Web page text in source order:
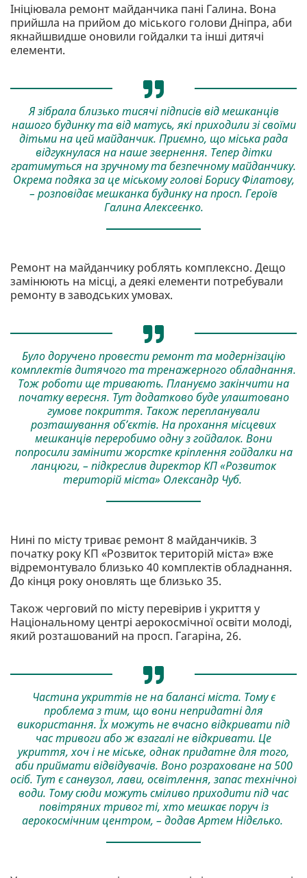
Ініціювала ремонт майданчика пані Галина. Вона
прийшла на прийом до міського голови Дніпра, аби
якнайшвидше оновили гойдалки та інші дитячі
елементи.
Я зібрала близько тисячі підписів від мешканців
нашого будинку та від матусь, які приходили зі своїми
дітьми на цей майданчик. Приємно, що міська рада
відгукнулася на наше звернення. Тепер дітки
гратимуться на зручному та безпечному майданчику.
Окрема подяка за це міському голові Борису Філатову,
– розповідає мешканка будинку на просп. Героїв
Галина Алексеєнко.
Ремонт на майданчику роблять комплексно. Дещо
замінюють на місці, а деякі елементи потребували
ремонту в заводських умовах.
Було доручено провести ремонт та модернізацію
комплектів дитячого та тренажерного обладнання.
Тож роботи ще тривають. Плануємо закінчити на
початку вересня. Тут додатково буде улаштовано
гумове покриття. Також перепланували
розташування об’єктів. На прохання місцевих
мешканців переробимо одну з гойдалок. Вони
попросили замінити жорстке кріплення гойдалки на
ланцюги, – підкреслив директор КП «Розвиток
територій міста» Олександр Чуб.
Нині по місту триває ремонт 8 майданчиків. З
початку року КП «Розвиток територій міста» вже
відремонтувало близько 40 комплектів обладнання.
До кінця року оновлять ще близько 35.
Також черговий по місту перевірив і укриття у
Національному центрі аерокосмічної освіти молоді,
який розташований на просп. Гагаріна, 26.
Частина укриттів не на балансі міста. Тому є
проблема з тим, що вони непридатні для
використання. Їх можуть не вчасно відкривати під
час тривоги або ж взагалі не відкривати. Це
укриття, хоч і не міське, однак придатне для того,
аби приймати відвідувачів. Воно розраховане на 500
осіб. Тут є санвузол, лави, освітлення, запас технічної
води. Тому сюди можуть сміливо приходити під час
повітряних тривог ті, хто мешкає поруч із
аерокосмічним центром, – додав Артем Нідєлько.